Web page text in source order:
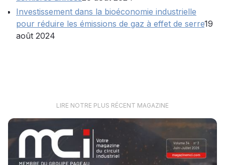
Investissement dans la bioéconomie industrielle
pour réduire les émissions de gaz à effet de serre19
août 2024
LIRE NOTRE PLUS RÉCENT MAGAZINE